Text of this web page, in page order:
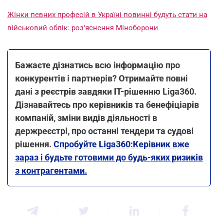
Жінки певних професій в Україні повинні будуть стати на
військовий облік: роз'яснення Міноборони
Бажаєте дізнатись всю інформацію про
конкурентів і партнерів? Отримайте повні
дані з реєстрів завдяки IT-рішенню Liga360.
Дізнавайтесь про керівників та бенефіціарів
компаній, зміни видів діяльності в
держреєстрі, про останні тендери та судові
рішення. Спробуйте Liga360:Керівник вже
зараз і будьте готовими до будь-яких ризиків
з контрагентами.